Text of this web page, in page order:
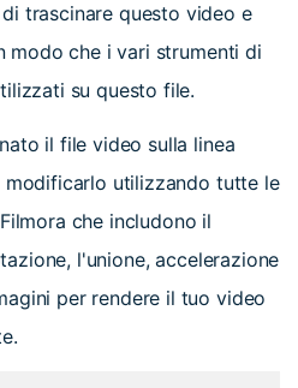
trascinare questo video e
modo che i vari strumenti di
su questo file.
il file video sulla linea
utilizzando tutte le
che includono il
l'unione, accelerazione
per rendere il tuo video